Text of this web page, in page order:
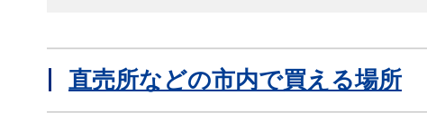
直売所などの市内で買える場所